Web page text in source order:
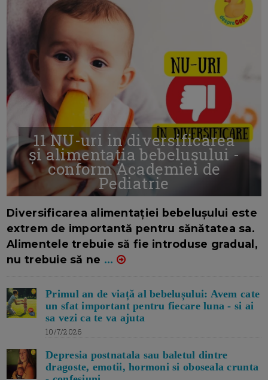
11 NU-uri in diversificarea
și alimentația bebelușului -
conform Academiei de
Pediatrie
Diversificarea alimentației bebelușului este
extrem de importantă pentru sănătatea sa.
Alimentele trebuie să fie introduse gradual,
nu trebuie să ne ...
Primul an de viață al bebelușului: Avem cate
un sfat important pentru fiecare luna - si ai
sa vezi ca te va ajuta
10/7/2026
Depresia postnatala sau baletul dintre
dragoste, emotii, hormoni si oboseala crunta